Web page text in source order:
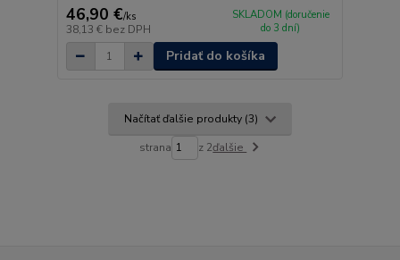
46,90 €/ks
38,13 € bez DPH
SKLADOM (doručenie
do 3 dní)
Pridať do košíka
Načítať ďalšie produkty (3)
strana z 2ďalšie